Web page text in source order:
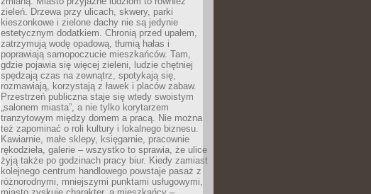
zieleń. Drzewa przy ulicach, skwery, parki
kieszonkowe i zielone dachy nie są jedynie
estetycznym dodatkiem. Chronią przed upałem,
zatrzymują wodę opadową, tłumią hałas i
poprawiają samopoczucie mieszkańców. Tam,
gdzie pojawia się więcej zieleni, ludzie chętniej
spędzają czas na zewnątrz, spotykają się,
rozmawiają, korzystają z ławek i placów zabaw.
Przestrzeń publiczna staje się wtedy swoistym
„salonem miasta”, a nie tylko korytarzem
tranzytowym między domem a pracą. Nie można
też zapominać o roli kultury i lokalnego biznesu.
Kawiarnie, małe sklepy, księgarnie, pracownie
rękodzieła, galerie – wszystko to sprawia, że ulice
żyją także po godzinach pracy biur. Kiedy zamiast
kolejnego centrum handlowego powstaje pasaż z
różnorodnymi, mniejszymi punktami usługowymi,